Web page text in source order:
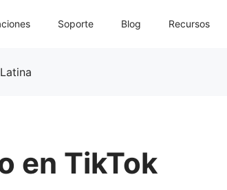
Soporte Blog Recursos
en TikTok